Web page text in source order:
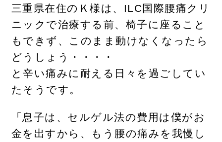
三重県在住のＫ様は、ILC国際腰痛クリ
ニックで治療する前、椅子に座ること
もできず、このまま動けなくなったら
どうしょう・・・・
と辛い痛みに耐える日々を過ごしてい
たそうです。
「息子は、セルゲル法の費用は僕がお
金を出すから、もう腰の痛みを我慢し